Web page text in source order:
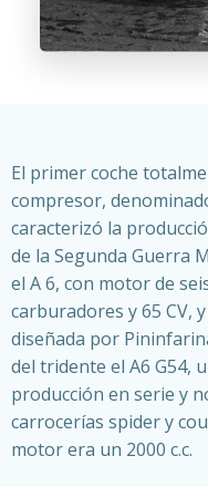
El primer coche
compresor,
caracterizó la
de la Segunda Guerra
el A 6, con motor de
carburadores y 65 CV,
diseñada por
del tridente el A6 G54,
producción en serie y
carrocerías spider y
motor era un 2000 c.c.